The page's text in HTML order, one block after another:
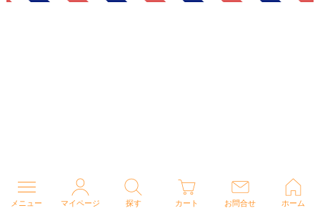
メニュー マイページ 探す カート お問合せ ホーム